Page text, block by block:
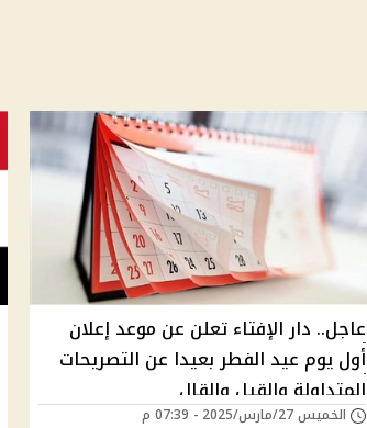
عاجل.. دار الإفتاء تعلن عن موعد إعلان
أول يوم عيد الفطر بعيدا عن التصريحات
المتداولة والقيل والقال
الخميس 27/مارس/2025 - 07:39 م